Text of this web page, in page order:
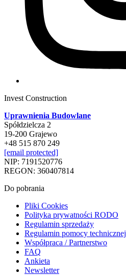
Invest Construction
Uprawnienia Budowlane
Spółdzielcza 2
19-200 Grajewo
+48 515 870 249
[email protected]
NIP: 7191520776
REGON: 360407814
Do pobrania
Pliki Cookies
Polityka prywatności RODO
Regulamin sprzedaży
Regulamin pomocy technicznej
Współpraca / Partnerstwo
FAQ
Ankieta
Newsletter